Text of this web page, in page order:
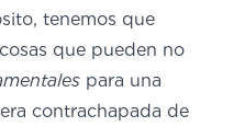
tenemos que
que pueden no
para una
contrachapada de